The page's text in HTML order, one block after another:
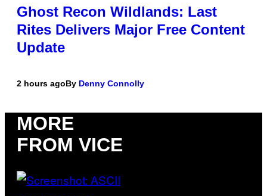
Ghost Recon Wildlands: Last
Rites Delivers Major Free Content
Update
2 hours agoBy Denny Connolly
MORE
FROM VICE